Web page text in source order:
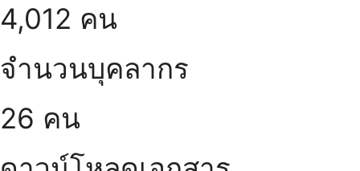
4,012 คน
จำนวนบุคลากร
26 คน